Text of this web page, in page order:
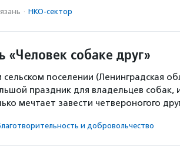
· НКО-сектор
«Человек собаке друг»
поселении (Ленинградская
праздник для владельцев собак,
мечтает завести четвероногого
и доброволь­чест­во